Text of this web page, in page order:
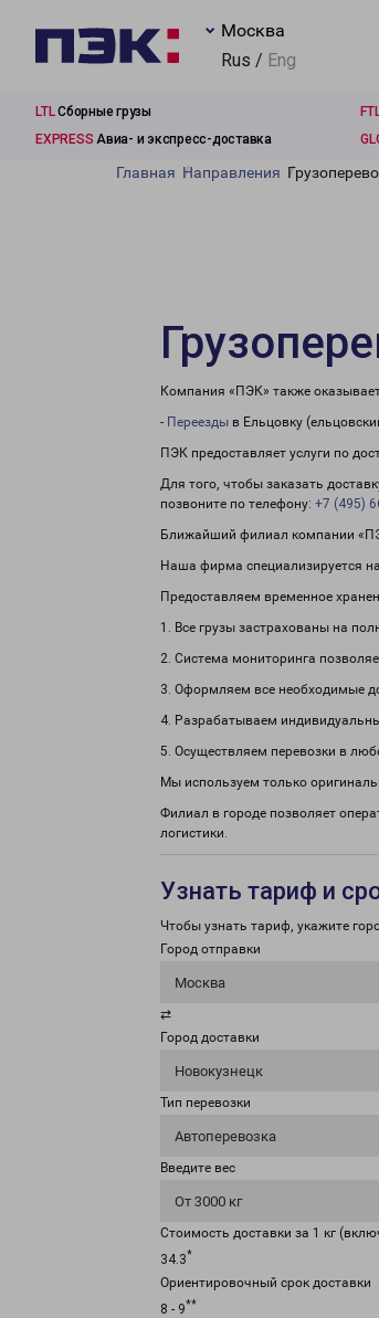
Москва
Rus / Eng
LTLСборные грузы
EXPRESS Авиа- и экспресс-доставка
Главная Направления
Компания «ПЭК» также оказывает
- Переезды в Ельцовку
ПЭК предоставляет услуги по
Для того, чтобы заказать
позвоните по телефону: +7 (495)
Ближайший филиал компании
Наша фирма специализируется
Предоставляем временное
1. Все грузы застрахованы на
2. Система мониторинга
3. Оформляем все необходимые
4. Разрабатываем
5. Осуществляем перевозки в
Мы используем только
Филиал в городе позволяет
логистики.
Узнать тариф и
Чтобы узнать тариф, укажите
Город отправки
Москва
⇄
Город доставки
Новокузнецк
Тип перевозки
Автоперевозка
Введите вес
От 3000 кг
Стоимость доставки за 1 кг
34.3*
Ориентировочный срок доставки
8 - 9**